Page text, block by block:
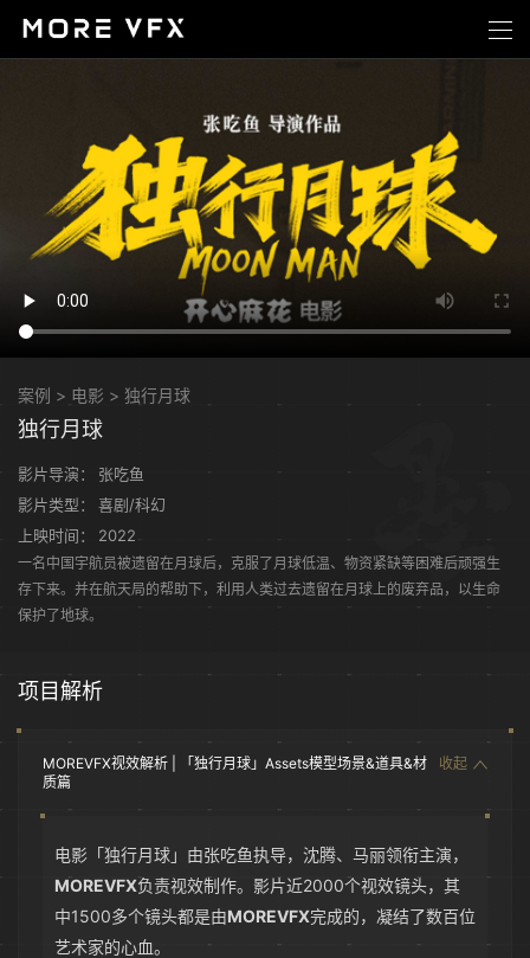
案例 > 电影 > 独行月球
独行月球
影片导演：
张吃鱼
影片类型：
喜剧/科幻
上映时间：
2022
一名中国宇航员被遗留在月球后，克服了月球低温、物资紧缺等困难后顽强生
存下来。并在航天局的帮助下，利用人类过去遗留在月球上的废弃品，以生命
保护了地球。
项目解析
收起
MOREVFX视效解析 | 「独行月球」Assets模型场景&道具&材
质篇
电影「独行月球」由张吃鱼执导，沈腾、马丽领衔主演，
MOREVFX负责视效制作。影片近2000个视效镜头，其
中1500多个镜头都是由MOREVFX完成的，凝结了数百位
艺术家的心血。